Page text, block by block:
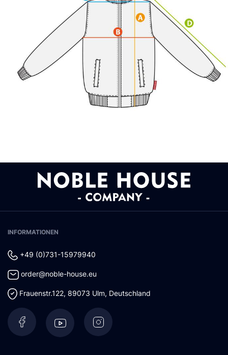
INFORMATIONEN
+49 (0)731-15979940
order@noble-house.eu
Frauenstr.122, 89073 Ulm, Deutschland